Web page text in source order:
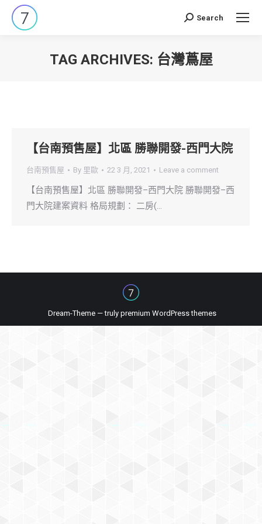
Search:
Search
TAG ARCHIVES: 台灣蔦屋
【台南預售屋】北區 勝聯開發-西門大院
台南預售屋 By 里歐 22 3 月, 2021 Leave a comment
【台南預售屋】北區 勝聯開發–西門大院 勝聯開發–西
門大院建案資料 格局規劃： 二房(…
Dream-Theme — truly premium WordPress themes